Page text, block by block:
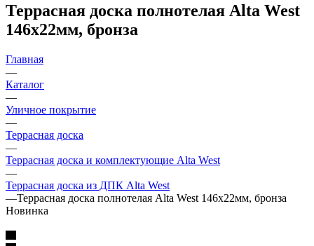
Террасная доска полнотелая Alta West
146х22мм, бронза
Главная
—
Каталог
—
Уличное покрытие
—
Террасная доска
—
Террасная доска и комплектующие Alta West
—
Террасная доска из ДПК Alta West
—Террасная доска полнотелая Alta West 146х22мм, бронза
Новинка